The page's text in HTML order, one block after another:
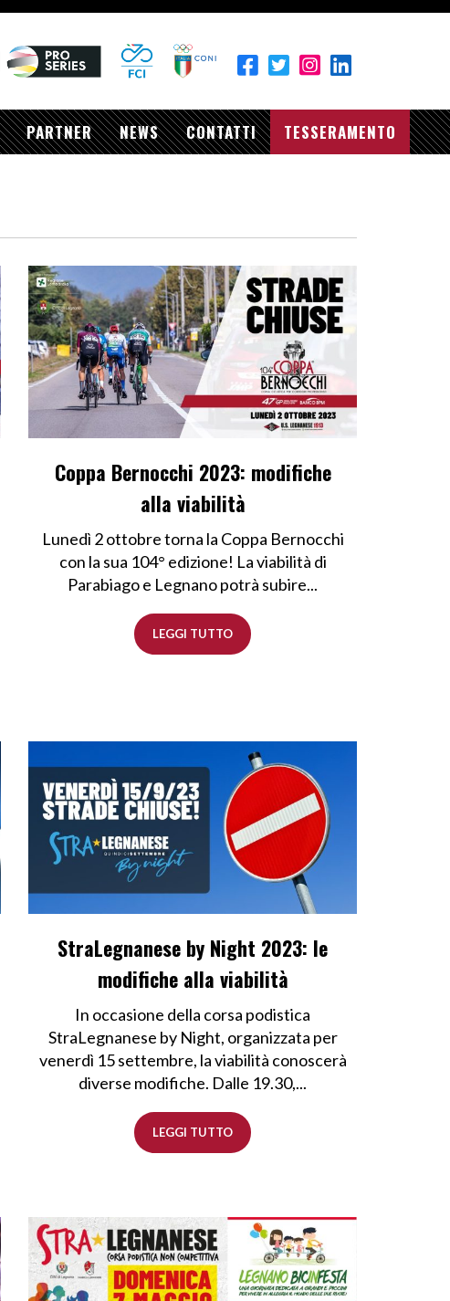
PARTNER NEWS CONTATTI TESSERAMENTO
Coppa Bernocchi 2023: modifiche
alla viabilità
Lunedì 2 ottobre torna la Coppa Bernocchi
con la sua 104° edizione! La viabilità di
Parabiago e Legnano potrà subire...
LEGGI TUTTO
StraLegnanese by Night 2023: le
modifiche alla viabilità
In occasione della corsa podistica
StraLegnanese by Night, organizzata per
venerdì 15 settembre, la viabilità conoscerà
diverse modifiche. Dalle 19.30,...
LEGGI TUTTO